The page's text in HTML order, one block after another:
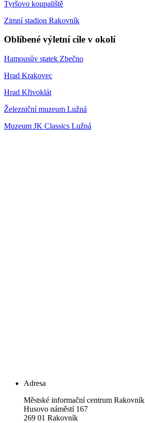
Tyršovo koupaliště
Zimní stadion Rakovník
Oblíbené výletní cíle v okolí
Hamousův statek Zbečno
Hrad Krakovec
Hrad Křivoklát
Železniční muzeum Lužná
Muzeum JK Classics Lužná
Adresa
Městské informační centrum Rakovník
Husovo náměstí 167
269 01 Rakovník